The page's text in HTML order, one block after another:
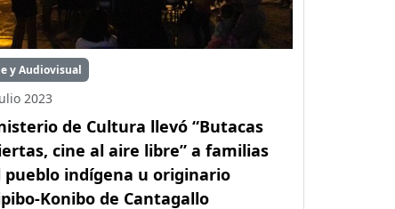
y Audiovisual
2023
de Cultura llevó “Butacas
cine al aire libre” a familias
pueblo indígena u originario
Konibo de Cantagallo